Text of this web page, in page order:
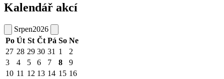
Kalendář akcí
Srpen2026
Po Út St Čt Pá So Ne
27 28 29 30 31 1
2
3
4 5 6 7 8
9
10 11 12 13 14 15 16